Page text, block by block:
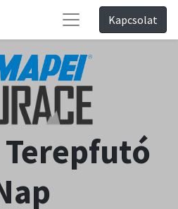
Kapcsolat